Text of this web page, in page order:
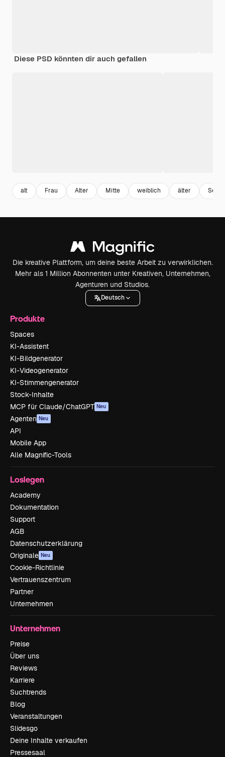
Diese PSD könnten dir auch gefallen
alt Frau Alter Mitte weiblich älter
Die kreative Plattform, um deine beste Arbeit zu verwirklichen.
Mehr als 1 Million Abonnenten unter Kreativen, Unternehmen,
Agenturen und Studios.
Deutsch
Produkte
Spaces
KI-Assistent
KI-Bildgenerator
KI-Videogenerator
KI-Stimmengenerator
Stock-Inhalte
MCP für Claude/ChatGPT Neu
Agenten Neu
API
Mobile App
Alle Magnific-Tools
Loslegen
Academy
Dokumentation
Support
AGB
Datenschutzerklärung
Originale Neu
Cookie-Richtlinie
Vertrauenszentrum
Partner
Unternehmen
Unternehmen
Preise
Über uns
Reviews
Karriere
Suchtrends
Blog
Veranstaltungen
Slidesgo
Deine Inhalte verkaufen
Pressesaal